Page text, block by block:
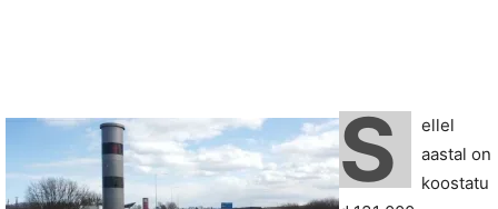
S
ellel
aastal on
koostatu